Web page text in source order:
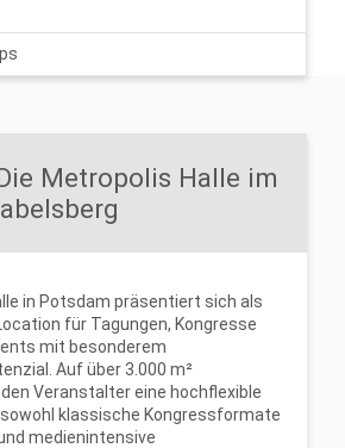
Metropolis Halle im
in Potsdam präsentiert sich als
für Tagungen, Kongresse
mit besonderem
Auf über 3.000 m²
Veranstalter eine hochflexible
klassische Kongressformate
medienintensive